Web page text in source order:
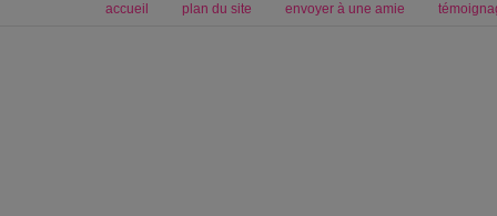
accueil plan du site envoyer à une amie